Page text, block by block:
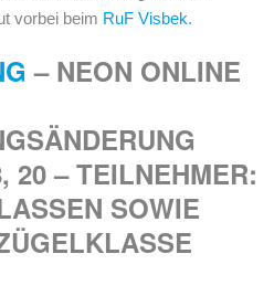
vorbei beim RuF Visbek.
– NEON ONLINE
20 – TEILNEHMER:
SOWIE